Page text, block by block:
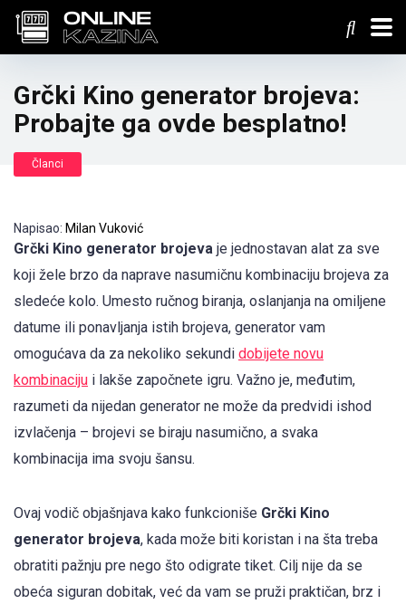
Grčki Kino generator brojeva:
Probajte ga ovde besplatno!
Članci
Napisao: Milan Vuković
Grčki Kino generator brojeva je jednostavan alat za sve
koji žele brzo da naprave nasumičnu kombinaciju brojeva za
sledeće kolo. Umesto ručnog biranja, oslanjanja na omiljene
datume ili ponavljanja istih brojeva, generator vam
omogućava da za nekoliko sekundi dobijete novu
kombinaciju i lakše započnete igru. Važno je, međutim,
razumeti da nijedan generator ne može da predvidi ishod
izvlačenja – brojevi se biraju nasumično, a svaka
kombinacija ima svoju šansu.
Ovaj vodič objašnjava kako funkcioniše Grčki Kino
generator brojeva, kada može biti koristan i na šta treba
obratiti pažnju pre nego što odigrate tiket. Cilj nije da se
obeća siguran dobitak, već da vam se pruži praktičan, brz i